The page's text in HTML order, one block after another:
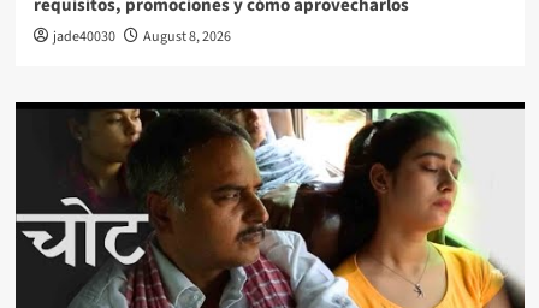
requisitos, promociones y cómo aprovecharlos​
jade40030 August 8, 2026